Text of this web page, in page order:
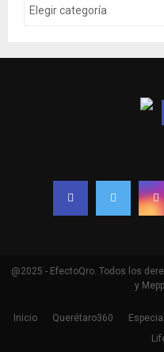
@2025 - EfectoQro. Todos los
y
Inicio Querétaro360